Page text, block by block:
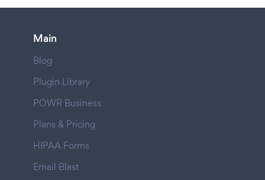
Main
Blog
Plugin Library
POWR Business
Plans & Pricing
HIPAA Forms
Email Blast